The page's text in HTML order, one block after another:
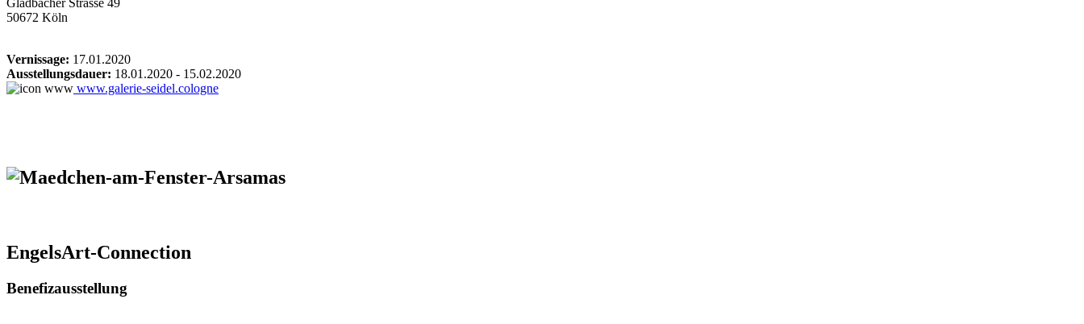
50672 Köln
Vernissage: 17.01.2020
Ausstellungsdauer: 18.01.2020 - 15.02.2020
www.galerie-seidel.cologne
EngelsArt-Connection
Benefizausstellung